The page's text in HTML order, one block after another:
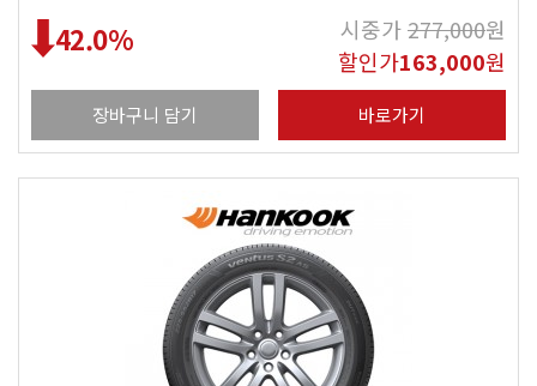
42.0% 시중가277,000원
할인가163,000원
장바구니 담기 바로가기